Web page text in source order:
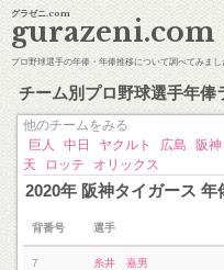
グラゼニ.com
gurazeni.com
プロ野球選手の年俸・年俸推移について調べてみまし
チーム別プロ野球選手年俸
他のチームをみる
巨人
中日 ヤクルト 広島 阪神
天
ロッテ オリックス
2020年 阪神タイガース
背番号 選手
7 糸井 嘉男